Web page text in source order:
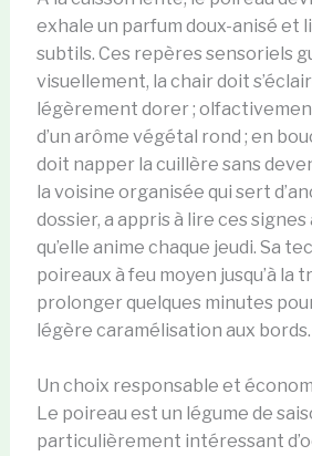
exhale un parfum doux-anisé et
subtils. Ces repères sensoriels
visuellement, la chair doit
légèrement dorer ;
d’un arôme végétal rond ; en
doit napper la cuillère sans
la voisine organisée qui sert
dossier, a appris à lire ces signes
qu’elle anime chaque jeudi. Sa
poireaux à feu moyen jusqu’à la
prolonger quelques minutes
légère caramélisation aux bords.
Un choix responsable et
Le poireau est un légume de
particulièrement intéressant